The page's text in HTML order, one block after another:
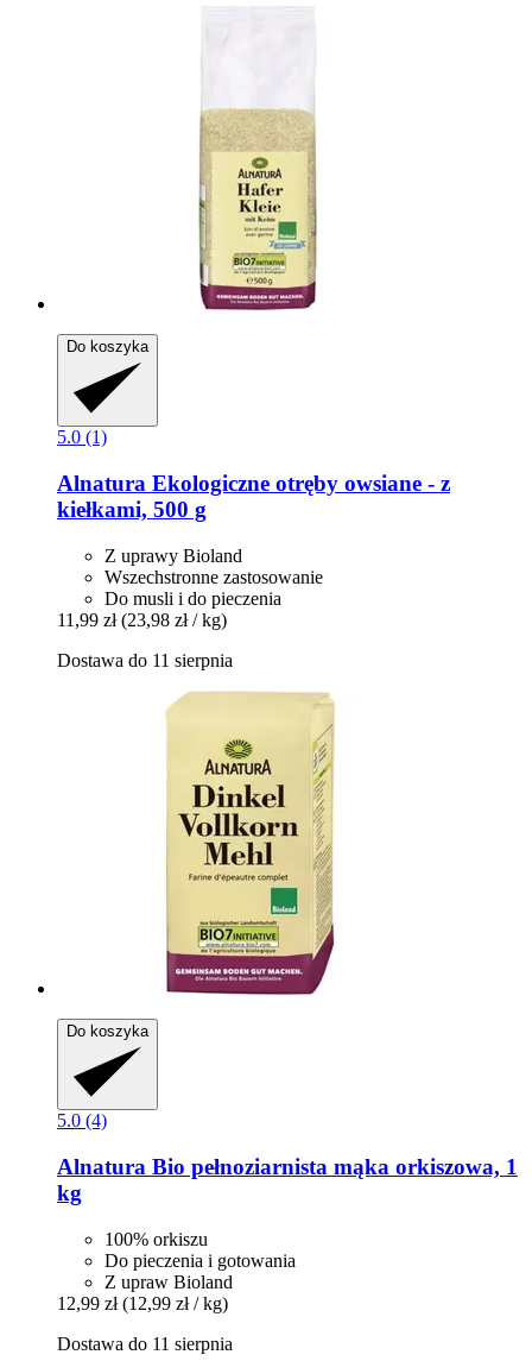
Do koszyka
5.0 (1)
Alnatura Ekologiczne otręby owsiane -​ z
kiełkami, 500 g
Z uprawy Bioland
Wszechstronne zastosowanie
Do musli i do pieczenia
11,99 zł (23,98 zł / kg)
Dostawa do 11 sierpnia
Do koszyka
5.0 (4)
Alnatura Bio pełnoziarnista mąka orkiszowa, 1
kg
100% orkiszu
Do pieczenia i gotowania
Z upraw Bioland
12,99 zł (12,99 zł / kg)
Dostawa do 11 sierpnia